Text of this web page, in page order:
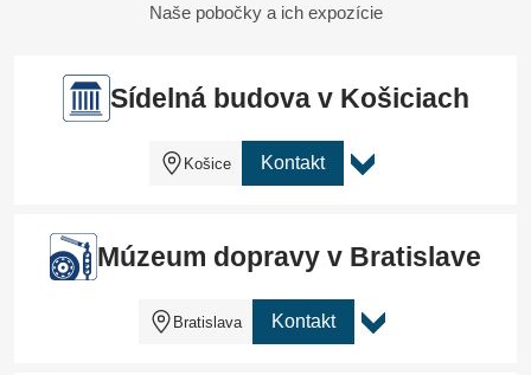
Naše pobočky a ich expozície
Sídelná budova v Košiciach
Košice Kontakt
Múzeum dopravy v Bratislave
Bratislava Kontakt